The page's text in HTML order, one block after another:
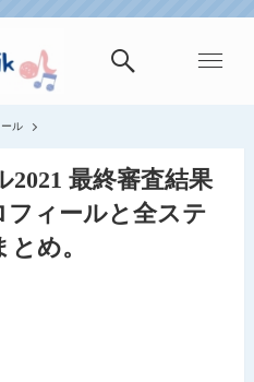
ル
最終審査結果
フィールと全ステ
め。